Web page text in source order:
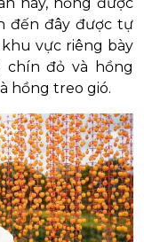
đến đây được tự
vực riêng bày
chín đỏ và hồng
hồng treo gió.